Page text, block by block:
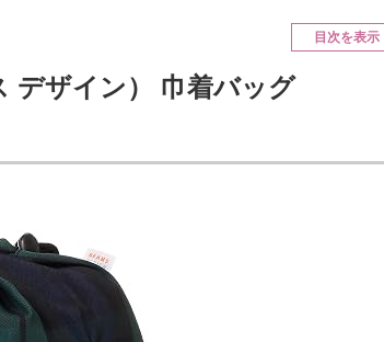
目次を表示
デザイン） 巾着バッグ